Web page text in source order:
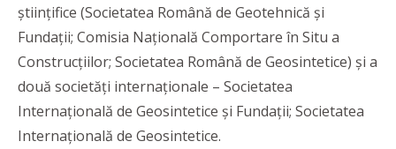
ştiinţifice (Societatea Română de Geotehnică şi
Fundaţii; Comisia Naţională Comportare în Situ a
Construcţiilor; Societatea Română de Geosintetice) şi a
două societăţi internaţionale – Societatea
Internaţională de Geosintetice şi Fundaţii; Societatea
Internaţională de Geosintetice.